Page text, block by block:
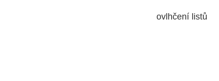
ovlhčení listů